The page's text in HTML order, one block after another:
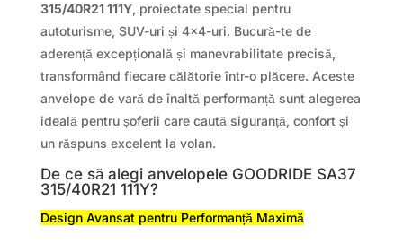
315/40R21 111Y, proiectate special pentru
autoturisme, SUV-uri și 4×4-uri. Bucură-te de
aderență excepțională și manevrabilitate precisă,
transformând fiecare călătorie într-o plăcere. Aceste
anvelope de vară de înaltă performanță sunt alegerea
ideală pentru șoferii care caută siguranță, confort și
un răspuns excelent la volan.
De ce să alegi anvelopele GOODRIDE SA37
315/40R21 111Y?
Design Avansat pentru Performanță Maximă